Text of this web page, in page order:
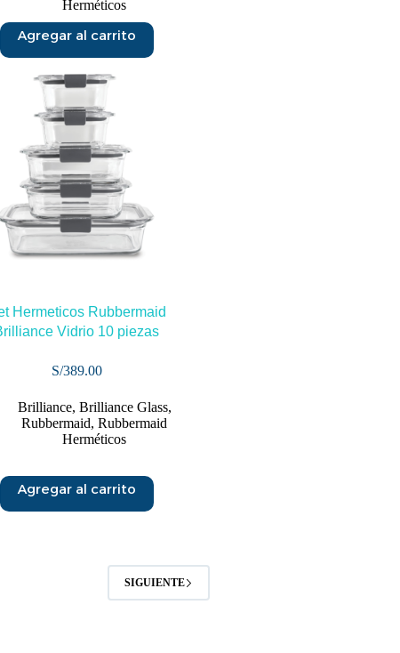
Herméticos
Agregar al carrito
Hermeticos Rubbermaid
Vidrio 10 piezas
S/389.00
Brilliance, Brilliance Glass,
Rubbermaid, Rubbermaid
Herméticos
Agregar al carrito
SIGUIENTE